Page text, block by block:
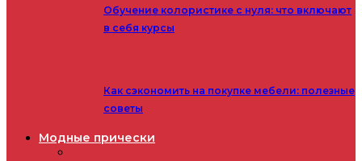
Обучение колористике с нуля: что включают
в себя курсы
Как сэкономить на покупке мебели: полезные
советы
Модные прически